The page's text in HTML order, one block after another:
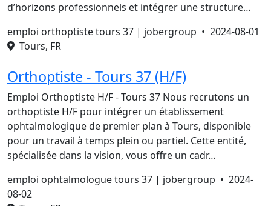
d’horizons professionnels et intégrer une structure…
emploi orthoptiste tours 37 | jobergroup • 2024-08-01
Tours, FR
Orthoptiste - Tours 37 (H/F)
Emploi Orthoptiste H/F - Tours 37 Nous recrutons un
orthoptiste H/F pour intégrer un établissement
ophtalmologique de premier plan à Tours, disponible
pour un travail à temps plein ou partiel. Cette entité,
spécialisée dans la vision, vous offre un cadr…
emploi ophtalmologue tours 37 | jobergroup • 2024-
08-02